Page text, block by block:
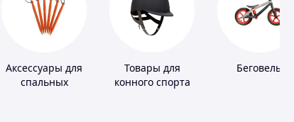
Аксессуары для
спальных
Товары для
конного спорта
Беговелы